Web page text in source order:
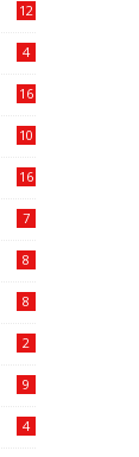
12
4
16
10
16
7
8
8
2
9
4